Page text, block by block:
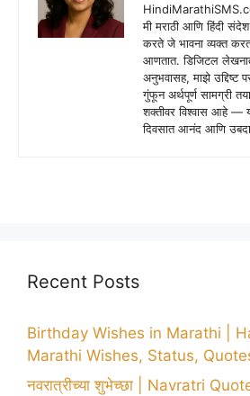
मी मराठी आणि हिंदी
करते जे भावना व्यक्त
आणतात. डिजिटल
अनुभवासह, माझे उद्दिष्ट
गुंफून अर्थपूर्ण सामग्री
शक्तीवर विश्वास आहे —
दिवसात आनंद आणि
Recent Posts
Birthday Wishes in Marathi |
Marathi Wishes, Status,
नवरात्रीच्या शुभेच्छा | Navratri